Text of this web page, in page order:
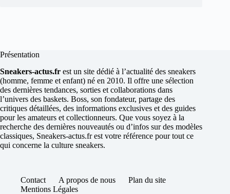
Présentation
Sneakers-actus.fr est un site dédié à l’actualité des sneakers
(homme, femme et enfant) né en 2010. Il offre une sélection
des dernières tendances, sorties et collaborations dans
l’univers des baskets. Boss, son fondateur, partage des
critiques détaillées, des informations exclusives et des guides
pour les amateurs et collectionneurs. Que vous soyez à la
recherche des dernières nouveautés ou d’infos sur des modèles
classiques, Sneakers-actus.fr est votre référence pour tout ce
qui concerne la culture sneakers.
Contact A propos de nous
Plan du site
Mentions Légales